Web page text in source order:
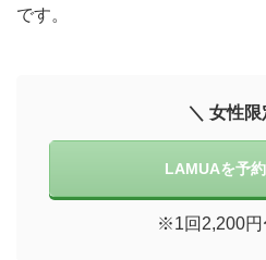
です。
＼ 女性限
LAMUAを予
※1回2,200円